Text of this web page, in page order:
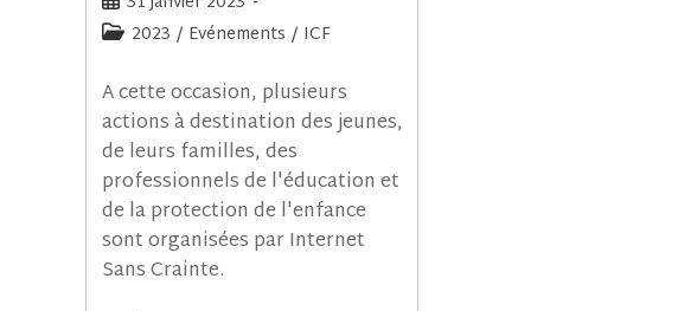
2023 / Evénements / ICF
A cette occasion, plusieurs
actions à destination des jeunes,
de leurs familles, des
professionnels de l'éducation et
de la protection de l'enfance
sont organisées par Internet
Sans Crainte.